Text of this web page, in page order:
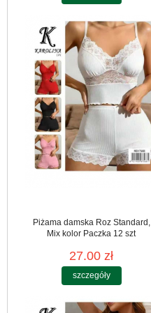
Piżama damska Roz Standard,
Mix kolor Paczka 12 szt
27.00 zł
szczegóły